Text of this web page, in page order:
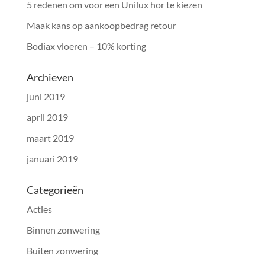
5 redenen om voor een Unilux hor te kiezen
Maak kans op aankoopbedrag retour
Bodiax vloeren – 10% korting
Archieven
juni 2019
april 2019
maart 2019
januari 2019
Categorieën
Acties
Binnen zonwering
Buiten zonwering